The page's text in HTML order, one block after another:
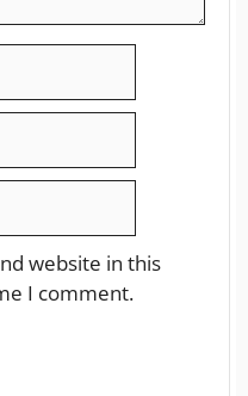
website in this
I comment.